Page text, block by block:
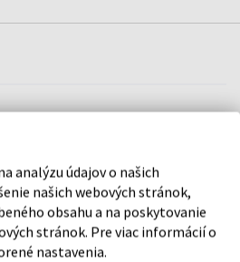
Šamorín
analýzu údajov o našich
našich webových stránok,
obsahu a na poskytovanie
stránok. Pre viac informácií o
nastavenia.